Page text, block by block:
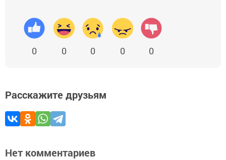
0 0 0 0 0
Расскажите друзьям
Нет комментариев